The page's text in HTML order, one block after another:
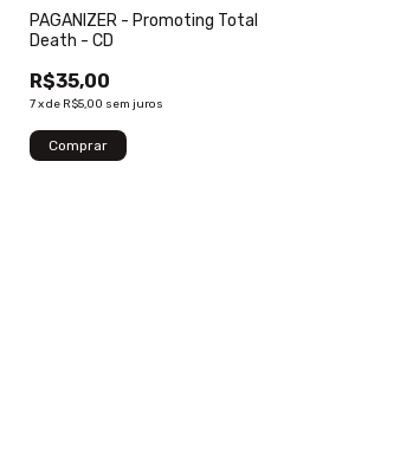
PAGANIZER - Promoting Total
Death - CD
R$35,00
7 xde R$5,00 sem juros